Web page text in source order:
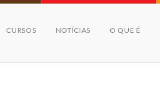
CURSOS NOTÍCIAS O QUE É